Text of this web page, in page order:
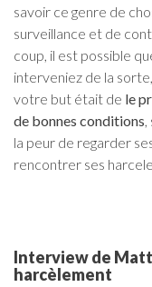
savoir ce genre de
surveillance et de
coup, il est possible
interveniez de la
votre but était de le
de bonnes conditions,
la peur de regarder
rencontrer ses
Interview de
harcèlement